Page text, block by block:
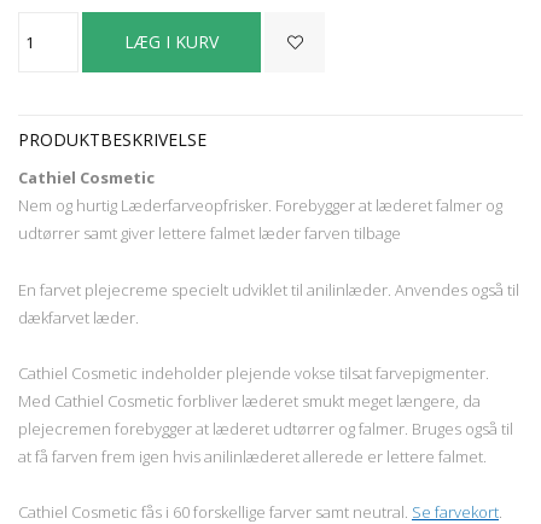
PRODUKTBESKRIVELSE
Cathiel Cosmetic
Nem og hurtig Læderfarveopfrisker. Forebygger at læderet falmer og
udtørrer samt giver lettere falmet læder farven tilbage
En farvet plejecreme specielt udviklet til anilinlæder. Anvendes også til
dækfarvet læder.
Cathiel Cosmetic indeholder plejende vokse tilsat farvepigmenter.
Med Cathiel Cosmetic forbliver læderet smukt meget længere, da
plejecremen forebygger at læderet udtørrer og falmer. Bruges også til
at få farven frem igen hvis anilinlæderet allerede er lettere falmet.
Cathiel Cosmetic fås i 60 forskellige farver samt neutral. Se farvekort